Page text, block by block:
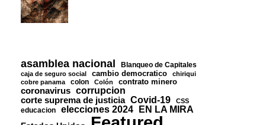
asamblea nacional Blanqueo de Capitales
caja de seguro social cambio democratico
chiriqui
cobre panama
colon Colón contrato minero
coronavirus corrupcion
corte suprema de justicia Covid-19 CSS
educacion elecciones 2024 EN LA MIRA